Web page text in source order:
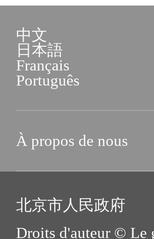
中文
日本語
Français
Português
À propos de nous
北京市人民政府
Droits d'auteur © Le